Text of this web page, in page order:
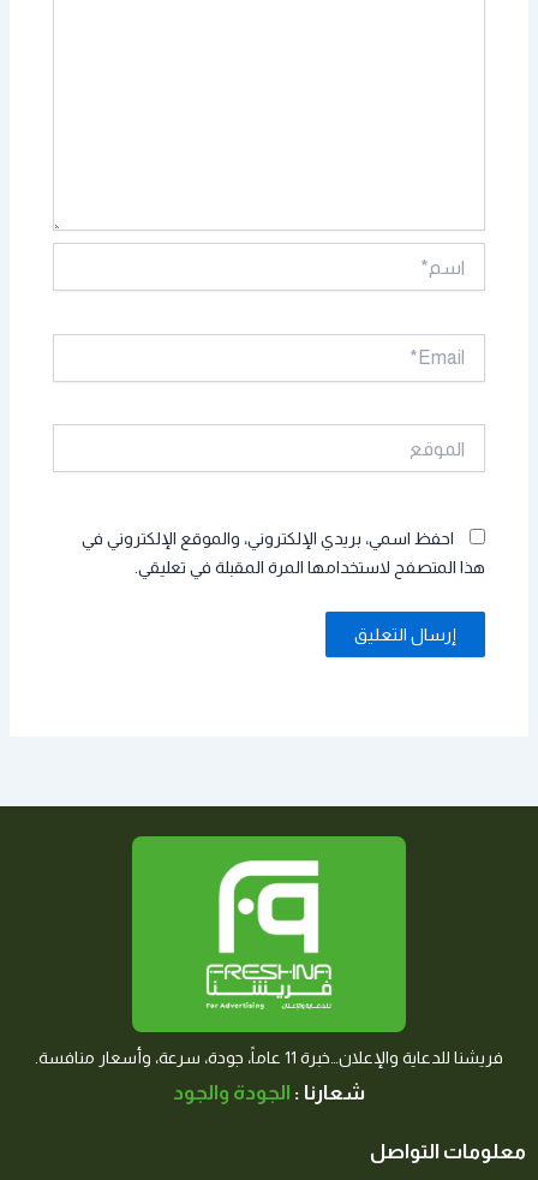
احفظ اسمي، بريدي الإلكتروني، والموقع الإلكتروني في
هذا المتصفح لاستخدامها المرة المقبلة في تعليقي.
فريشنا للدعاية والإعلان…خبرة 11 عاماً، جودة، سرعة، وأسعار منافسة.
شعارنا : الجودة والجود
معلومات التواصل